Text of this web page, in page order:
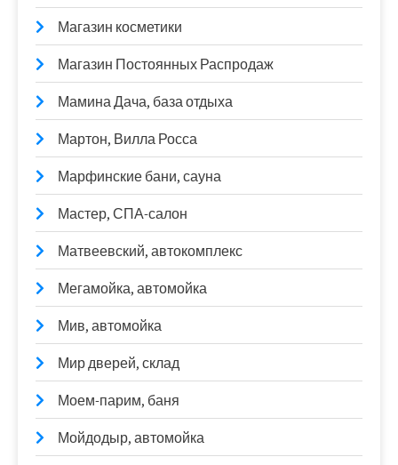
Магазин косметики
Магазин Постоянных Распродаж
Мамина Дача, база отдыха
Мартон, Вилла Росса
Марфинские бани, сауна
Мастер, СПА-салон
Матвеевский, автокомплекс
Мегамойка, автомойка
Мив, автомойка
Мир дверей, склад
Моем-парим, баня
Мойдодыр, автомойка